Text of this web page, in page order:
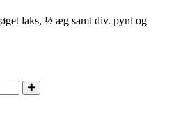
laks, ½ æg samt div. pynt og